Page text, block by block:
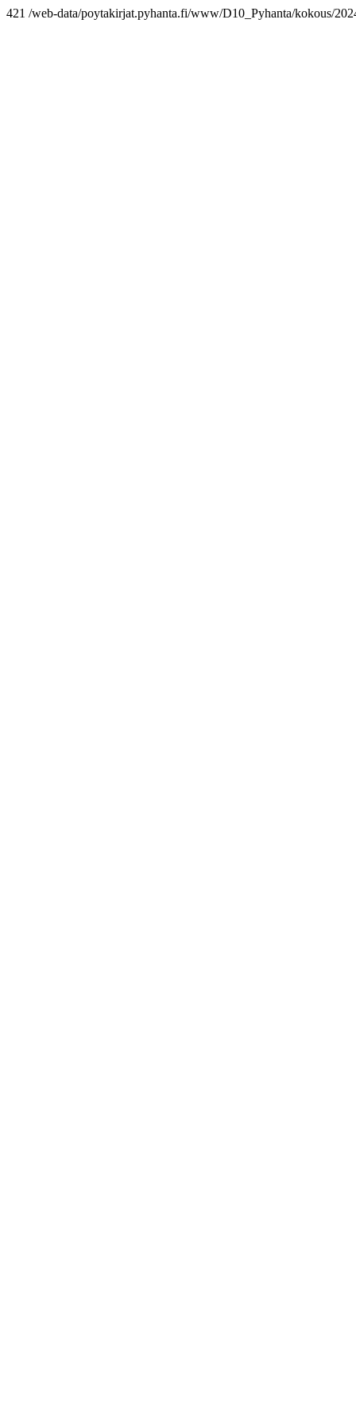
421 /web-data/poytakirjat.pyhanta.fi/www/D10_Pyhanta/kokous/